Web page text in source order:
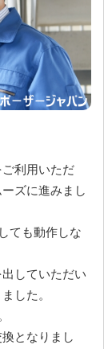
利用いただ
ズに進みまし
ても動作しな
していただい
した。
となりまし